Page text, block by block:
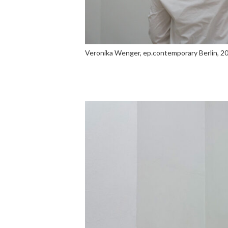
Veronika Wenger, ep.contemporary Berlin,